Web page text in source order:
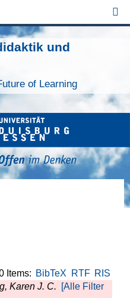
und
of Learning
Items: BibTeX RTF RIS
Karen J. C.
[Alle Filter